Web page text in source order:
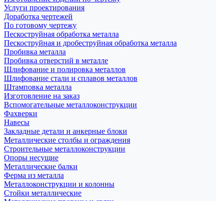
Услуги проектирования
Доработка чертежей
По готовому чертежу
Пескоструйная обработка металла
Пескоструйная и дробеструйная обработка металла
Пробивка металла
Пробивка отверстий в металле
Шлифование и полировка металлов
Шлифование стали и сплавов металлов
Штамповка металла
Изготовление на заказ
Вспомогательные металлоконструкции
Фахверки
Навесы
Закладные детали и анкерные блоки
Металлические столбы и ограждения
Строительные металлоконструкции
Опоры несущие
Металлические балки
Ферма из металла
Металлоконструкции и колонны
Стойки металлические